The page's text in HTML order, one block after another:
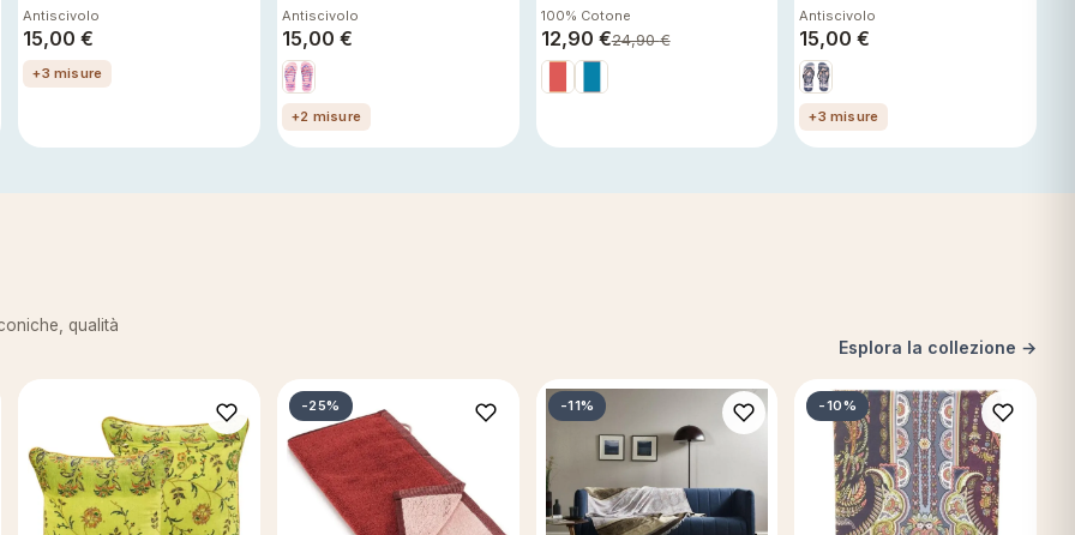
Spiaggia Piscina Mare
Antiscivolo
Antiscivolo
15,00€
+3 misure
Spiaggia Piscina Mare
Antiscivolo
Antiscivolo
15,00 €
+2 misure
Cinigliata Logo Salmone
100% Cotone
12,90 €24,90€
Piscina Mare Antiscivolo
Antiscivolo
15,00€
+3 misure
qualità
Esplora la collezione →
-25% -11% -10%